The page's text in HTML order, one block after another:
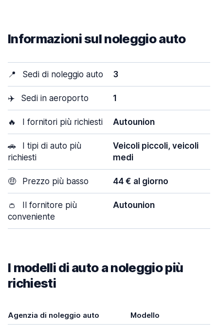
Informazioni sul noleggio auto
📍 Sedi di noleggio auto 3
✈️ Sedi in aeroporto 1
🔥 I fornitori più richiesti Autounion
🚗
I tipi di auto più
richiesti
Veicoli piccoli, veicoli
medi
🤑 Prezzo più basso 44 € al giorno
👛
Il fornitore più
conveniente
Autounion
I modelli di auto a noleggio più
richiesti
Agenzia di noleggio auto Modello